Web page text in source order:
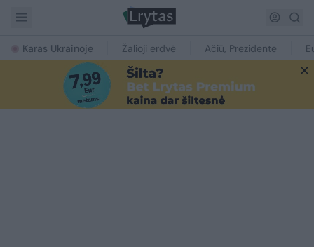
Karas Ukrainoje Žalioji erdvė Ačiū, Prezidente